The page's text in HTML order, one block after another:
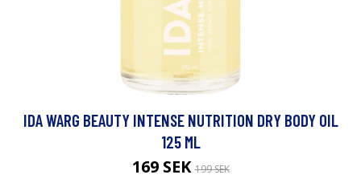
IDA WARG BEAUTY INTENSE NUTRITION DRY BODY OIL
125 ML
169 SEK199 SEK